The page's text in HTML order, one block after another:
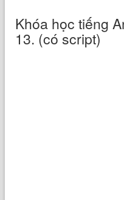
Khóa học tiếng
13. (có script)